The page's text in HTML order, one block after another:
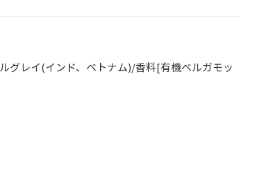
グレイ(インド、ベトナム)/香料[有機ベルガモッ